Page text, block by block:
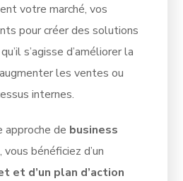
votre marché, vos
pour créer des solutions
s’agisse d’améliorer la
les ventes ou
internes.
approche de business
, vous bénéficiez d’un
et d’un plan d’action